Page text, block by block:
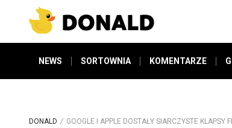
NEWS SORTOWNIA KOMENTARZE
DONALD GOOGLE I APPLE DOSTAŁY SIARCZYSTE